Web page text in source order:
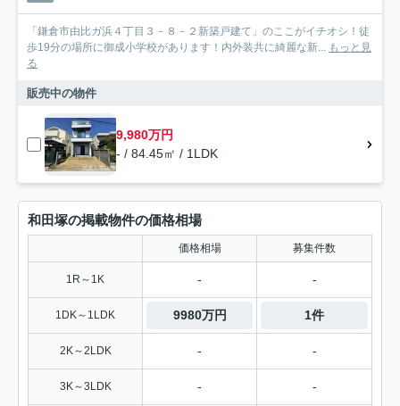
「鎌倉市由比ガ浜４丁目３－８－２新築戸建て」のここがイチオシ！徒
歩19分の場所に御成小学校があります！内外装共に綺麗な新... もっと見
る
販売中の物件
9,980万円
- / 84.45㎡ / 1LDK
和田塚の掲載物件の価格相場
価格相場 募集件数
1R～1K - -
1DK～1LDK 9980万円 1件
2K～2LDK - -
3K～3LDK - -